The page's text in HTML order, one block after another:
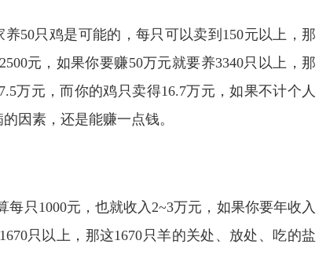
50只鸡是可能的，每只可以卖到150元以上，那
元，如果你要赚50万元就要养3340只以上，那
万元，而你的鸡只卖得16.7万元，如果不计个人
因素，还是能赚一点钱。
每只1000元，也就收入2~3万元，如果你要年收入
只以上，那这1670只羊的关处、放处、吃的盐